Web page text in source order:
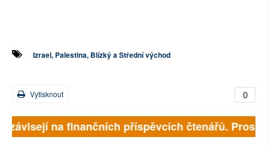
Izrael, Palestina, Blízký a Střední východ
0
Vytisknout
na finančních příspěvcích čtenářů.